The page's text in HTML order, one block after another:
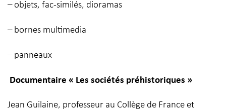
– objets, fac-similés, dioramas
– bornes multimedia
– panneaux
Documentaire « Les sociétés préhistoriques »
Jean Guilaine, professeur au Collège de France et